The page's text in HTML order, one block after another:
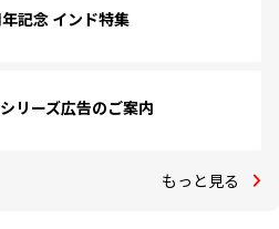
記念 インド特集
リーズ広告のご案内
もっと見る